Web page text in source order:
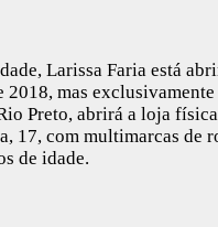
Larissa Faria está
2018, mas
Preto, abrirá a loja
17, com multimarcas de
de idade.